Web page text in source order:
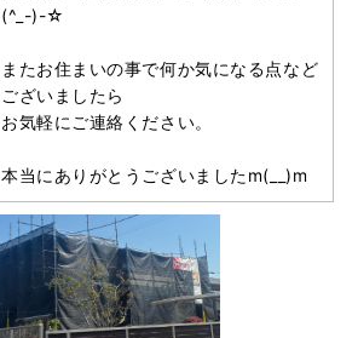
(^_-)-☆
またお住まいの事で何か気になる点など
ございましたら
お気軽にご連絡ください。
本当にありがとうございましたm(__)m